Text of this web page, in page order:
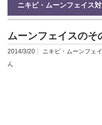
ニキビ・ムーンフェイス
ムーンフェイスのそ
2014/3/20 ニキビ・ムーンフェ
ん